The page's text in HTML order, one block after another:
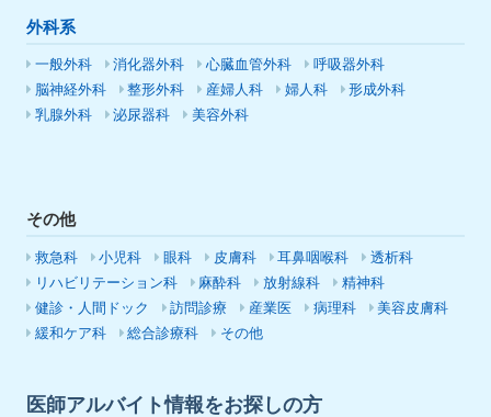
外科系
一般外科 消化器外科 心臓血管外科
呼吸器外科
脳神経外科
整形外科 産婦人科 婦人科
形成外科
乳腺外科
泌尿器科 美容外科
その他
救急科 小児科 眼科 皮膚科 耳鼻咽喉科
透析科
リハビリテーション科
麻酔科 放射線科
精神科
健診・人間ドック
訪問診療 産業医 病理科
美容皮膚科
緩和ケア科
総合診療科 その他
医師アルバイト情報をお探しの方